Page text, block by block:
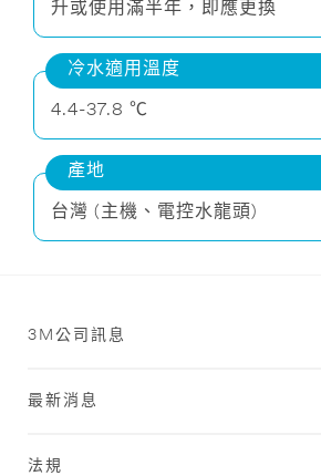
升或使用滿半年，即應更換
冷水適用溫度
4.4-37.8 ℃
產地
台灣 (主機、電控水龍頭)
3M公司訊息
最新消息
法規